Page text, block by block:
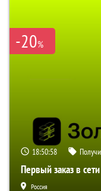
-20%
18:50:57
Первый заказ в
Россия